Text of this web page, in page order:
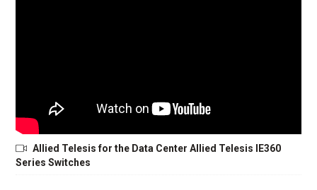
Allied Telesis for the Data Center Allied Telesis IE360
Series Switches